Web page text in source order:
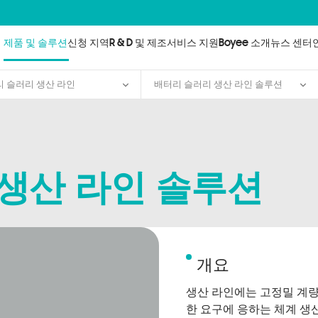
제품 및 솔루션 신청 지역 R & D 및 제조서비스 지원 Boyee 소개 뉴스 센터
슬러리 생산 라인 배터리 슬러리 생산 라인 솔루션
산 라인 솔루션
개요
생산 라인에는 고정밀 계
한 요구에 응하는 체계생